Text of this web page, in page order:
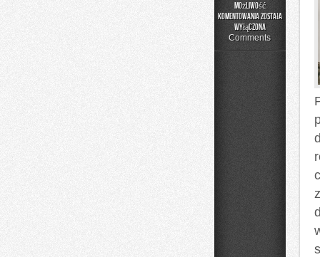
Możliwość
komentowania
Projekty
została
wyłączona
Comments